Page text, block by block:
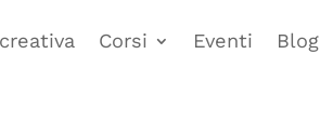
Corsi Eventi Blog